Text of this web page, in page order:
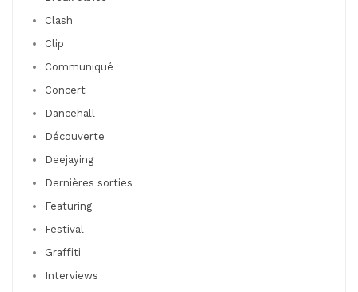
Clash
Clip
Communiqué
Concert
Dancehall
Découverte
Deejaying
Dernières sorties
Featuring
Festival
Graffiti
Interviews